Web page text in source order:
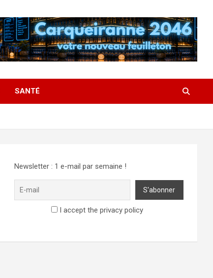
SANTÉ
Newsletter : 1 e-mail par semaine !
I accept the privacy policy